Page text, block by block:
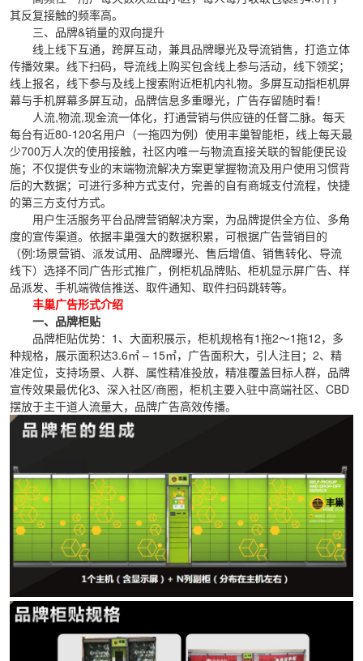
其反复接触的频率高。
三、品牌&销量的双向提升
线上线下互通，跨屏互动，兼具品牌曝光及导流销售，打造立体
传播效果。线下扫码，导流线上购买包含线上参与活动，线下领奖；
线上报名，线下参与及线上搜索附近柜机内礼物。多屏互动指柜机屏
幕与手机屏幕多屏互动，品牌信息多重曝光，广告存留随时看！
人流,物流,现金流一体化，打通营销与供应链的任督二脉。每天
每台有近80-120名用户（一拖四为例）使用丰巢智能柜，线上每天最
少700万人次的使用接触，社区内唯一与物流直接关联的智能便民设
施；不仅提供专业的末端物流解决方案更掌握物流及用户使用习惯背
后的大数据；可进行多种方式支付，完善的自有商城支付流程，快捷
的第三方支付方式。
用户生活服务平台品牌营销解决方案，为品牌提供全方位、多角
度的宣传渠道。依据丰巢强大的数据积累，可根据广告营销目的
（例:场景营销、派发试用、品牌曝光、售后增值、销售转化、导流
线下）选择不同广告形式推广，例柜机品牌贴、柜机显示屏广告、样
品派发、手机端微信推送、取件通知、取件扫码跳转等。
丰巢广告形式介绍
一、品牌柜贴
品牌柜贴优势：1、大面积展示，柜机规格有1拖2～1拖12，多
种规格，展示面积达3.6㎡ – 15㎡，广告面积大，引人注目；2、精
准定位，支持场景、人群、属性精准投放，精准覆盖目标人群，品牌
宣传效果最优化3、深入社区/商圈，柜机主要入驻中高端社区、CBD
摆放于主干道人流量大，品牌广告高效传播。